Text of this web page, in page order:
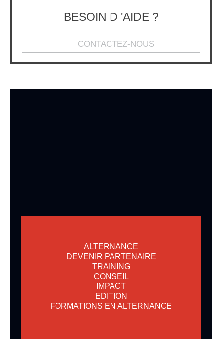
BESOIN D 'AIDE ?
CONTACTEZ-NOUS
ALTERNANCE
DEVENIR PARTENAIRE
TRAINING
CONSEIL
IMPACT
EDITION
FORMATIONS EN ALTERNANCE